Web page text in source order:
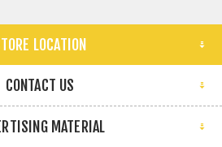
LOCATION
CONTACT US
MATERIAL